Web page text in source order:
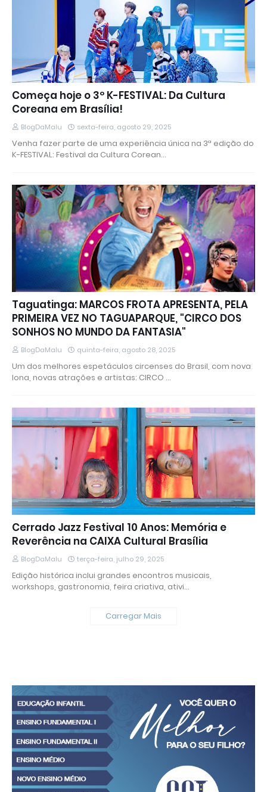
Começa hoje o 3º K-FESTIVAL: Da Cultura
Coreana em Brasília!
BlogDaMalu sexta-feira, agosto 29, 2025
Venha fazer parte de uma experiência única na 3ª edição do
K-FESTIVAL: Festival da Cultura Corean…
Taguatinga: MARCOS FROTA APRESENTA, PELA
PRIMEIRA VEZ NO TAGUAPARQUE, "CIRCO DOS
SONHOS NO MUNDO DA FANTASIA"
BlogDaMalu quinta-feira, agosto 28, 2025
Um dos melhores espetáculos circenses do Brasil, com nova
lona, novas atrações e artistas: CIRCO …
Cerrado Jazz Festival 10 Anos: Memória e
Reverência na CAIXA Cultural Brasília
BlogDaMalu terça-feira, julho 29, 2025
Edição histórica inclui grandes encontros musicais,
workshops, gastronomia, feira criativa, ativi…
Carregar Mais